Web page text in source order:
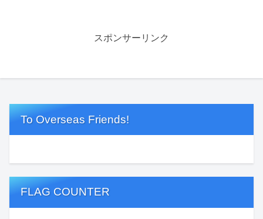
スポンサーリンク
To Overseas Friends!
FLAG COUNTER